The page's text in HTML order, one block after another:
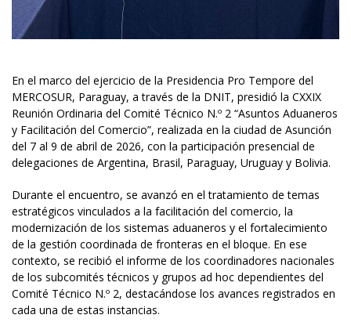
En el marco del ejercicio de la Presidencia Pro Tempore del
MERCOSUR, Paraguay, a través de la DNIT, presidió la CXXIX
Reunión Ordinaria del Comité Técnico N.º 2 “Asuntos Aduaneros
y Facilitación del Comercio”, realizada en la ciudad de Asunción
del 7 al 9 de abril de 2026, con la participación presencial de
delegaciones de Argentina, Brasil, Paraguay, Uruguay y Bolivia.
Durante el encuentro, se avanzó en el tratamiento de temas
estratégicos vinculados a la facilitación del comercio, la
modernización de los sistemas aduaneros y el fortalecimiento
de la gestión coordinada de fronteras en el bloque. En ese
contexto, se recibió el informe de los coordinadores nacionales
de los subcomités técnicos y grupos ad hoc dependientes del
Comité Técnico N.º 2, destacándose los avances registrados en
cada una de estas instancias.